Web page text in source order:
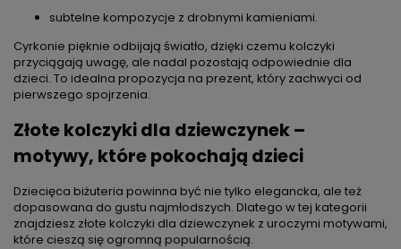
subtelne kompozycje z drobnymi kamieniami.
Cyrkonie pięknie odbijają światło, dzięki czemu kolczyki
przyciągają uwagę, ale nadal pozostają odpowiednie dla
dzieci. To idealna propozycja na prezent, który zachwyci od
pierwszego spojrzenia.
Złote kolczyki dla dziewczynek –
motywy, które pokochają dzieci
Dziecięca biżuteria powinna być nie tylko elegancka, ale też
dopasowana do gustu najmłodszych. Dlatego w tej kategorii
znajdziesz złote kolczyki dla dziewczynek z uroczymi motywami,
które cieszą się ogromną popularnością.